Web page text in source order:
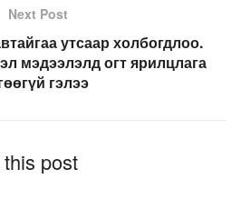
Next Post
утсаар холбогдлоо.
мэдээлэлд огт ярилцлага
гэлээ
post